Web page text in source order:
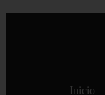
Inicio